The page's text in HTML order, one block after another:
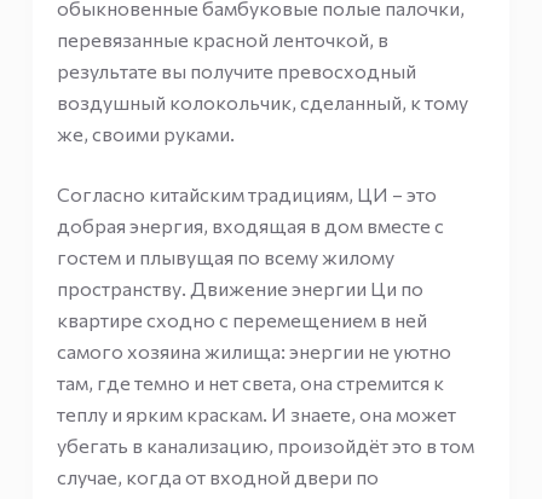
обыкновенные бамбуковые полые палочки,
перевязанные красной ленточкой, в
результате вы получите превосходный
воздушный колокольчик, сделанный, к тому
же, своими руками.
Согласно китайским традициям, ЦИ – это
добрая энергия, входящая в дом вместе с
гостем и плывущая по всему жилому
пространству. Движение энергии Ци по
квартире сходно с перемещением в ней
самого хозяина жилища: энергии не уютно
там, где темно и нет света, она стремится к
теплу и ярким краскам. И знаете, она может
убегать в канализацию, произойдёт это в том
случае, когда от входной двери по